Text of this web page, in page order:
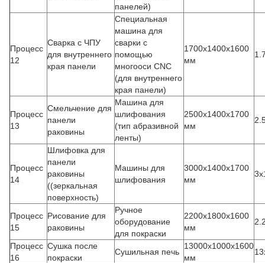
панелей)
Процесс
12
Сварка с ЧПУ
для внутреннего
края панели
Специальная
машина для
сварки с
помощью
многооси CNC
(для внутреннего
края панели)
1700х1400х1600
мм
Процесс
13
Смельчение для
панели
раковины
Машина для
шлифования
(тип абразивной
ленты)
2500x1400x1700
мм
Процесс
14
Шлифовка для
панели
раковины
((зеркальная
поверхность)
Машины для
шлифования
3000х1400х1700
мм
Процесс
15
Рисование для
раковины
Ручное
оборудование
для покраски
2200x1800x1600
мм
Процесс
16
Сушка после
покраски
Сушильная печь
13000x1000x1600
мм